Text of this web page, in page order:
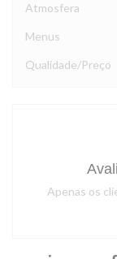
Atmosfera
Menus
Qualidade/Preço
Apenas os